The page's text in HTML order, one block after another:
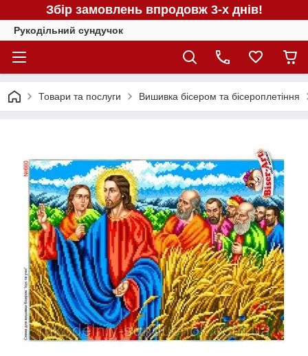
Збір замовлень впродовж 3-х днів!
Рукодільний сундучок
Товари та послуги Вишивка бісером та бісероплетіння